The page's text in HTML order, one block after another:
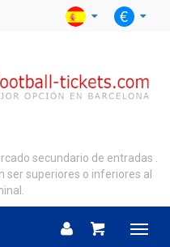
secundario de entradas .
ser superiores o inferiores al
Menu